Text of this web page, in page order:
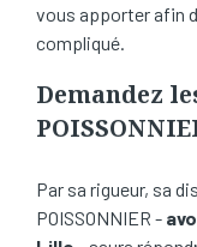
vous apporter afin
compliqué.
Demandez
Par sa rigueur, sa
POISSONNIER -